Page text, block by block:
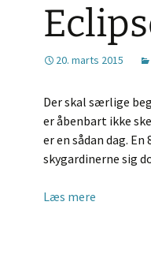
20. marts 2015
Der skal særlige
er åbenbart ikke
er en sådan dag.
skygardinerne sig
Læs mere